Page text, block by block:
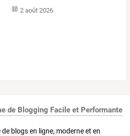
2 août 2026
de Blogging Facile et Performante
blogs en ligne, moderne et en